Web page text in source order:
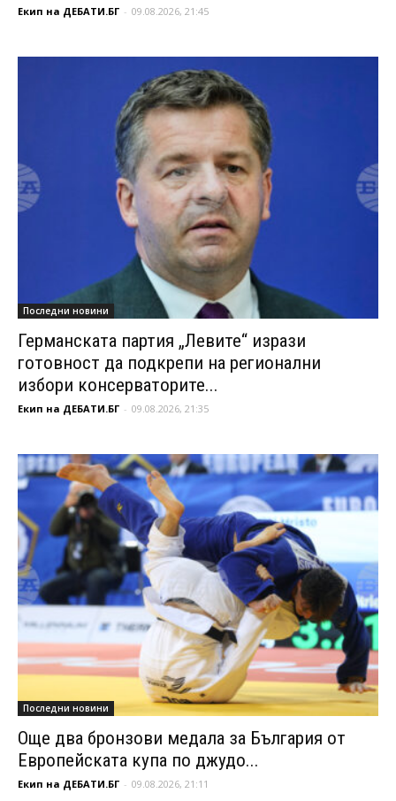
Екип на ДЕБАТИ.БГ - 09.08.2026, 21:45
Последни новини
Германската партия „Левите“ изрази
готовност да подкрепи на регионални
избори консерваторите...
Екип на ДЕБАТИ.БГ - 09.08.2026, 21:35
Последни новини
Още два бронзови медала за България от
Европейската купа по джудо...
Екип на ДЕБАТИ.БГ - 09.08.2026, 21:11